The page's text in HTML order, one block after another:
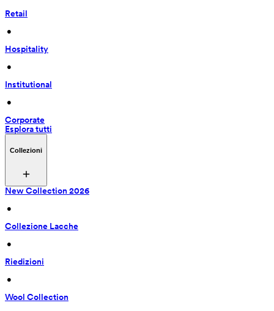
Retail
•
Hospitality
•
Institutional
•
Corporate
Esplora tutti
Collezioni
New Collection 2026
•
Collezione Lacche
•
Riedizioni
•
Wool Collection